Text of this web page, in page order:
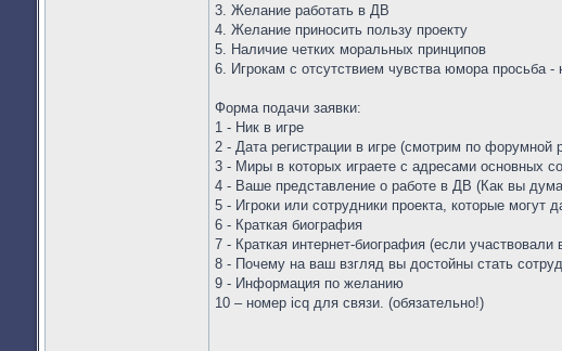
3. Желание работать в ДВ
4. Желание приносить пользу проекту
5. Наличие четких моральных принципов
6. Игрокам с отсутствием чувства юмора просьба -
Форма подачи заявки:
1 - Ник в игре
2 - Дата регистрации в игре (смотрим по форумной
3 - Миры в которых играете с адресами основных
4 - Ваше представление о работе в ДВ (Как вы
5 - Игроки или сотрудники проекта, которые могут
6 - Краткая биография
7 - Краткая интернет-биография (если
8 - Почему на ваш взгляд вы достойны стать
9 - Информация по желанию
10 – номер icq для связи. (обязательно!)